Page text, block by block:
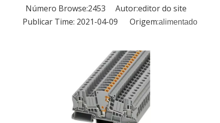
Número Browse:2453 Autor:editor do site
Publicar Time: 2021-04-09 Origem:alimentado